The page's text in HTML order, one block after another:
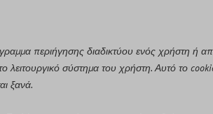
περιήγησης διαδικτύου ενός χρήστη ή
σύστημα του χρήστη. Αυτό το
ξανά.